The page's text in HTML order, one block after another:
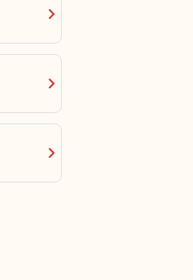
chevron_right
chevron_right
chevron_right